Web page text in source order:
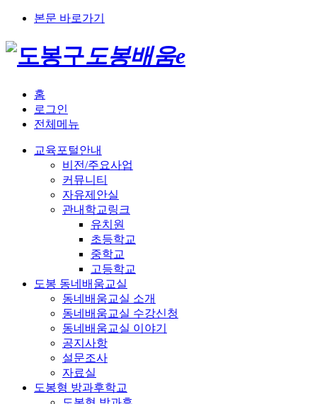
본문 바로가기
도봉배움e
홈
로그인
전체메뉴
교육포털안내
비전/주요사업
커뮤니티
자유제안실
관내학교링크
유치원
초등학교
중학교
고등학교
도봉 동네배움교실
동네배움교실 소개
동네배움교실 수강신청
동네배움교실 이야기
공지사항
설문조사
자료실
도봉형 방과후학교